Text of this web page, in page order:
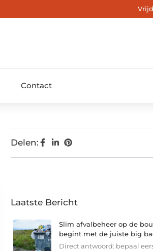
Contact
Delen:
Laatste Bericht
Slim afvalbeheer op de
begint met de juiste big
Direct antwoord: bepaal